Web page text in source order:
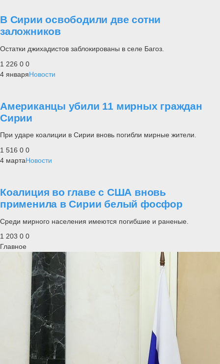
В Сирии освободили две сотни
заложников
Остатки джихадистов заблокированы в селе Багоз.
1 226 0 0
4 январяНовости
Американцы убили 11 мирных граждан
Сирии
При ударе коалиции в Сирии вновь погибли мирные жители.
1 516 0 0
4 мартаНовости
Коалиция во главе с США вновь
применила в Сирии белый фосфор
Среди мирного населения имеются погибшие и раненые.
1 203 0 0
Главное